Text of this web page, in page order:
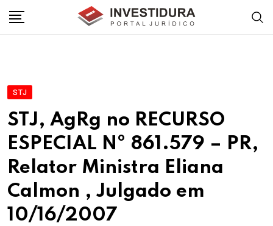
STJ
STJ, AgRg no RECURSO
ESPECIAL Nº 861.579 – PR,
Relator Ministra Eliana
Calmon , Julgado em
10/16/2007